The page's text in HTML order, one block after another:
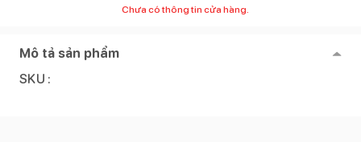
Chưa có thông tin cửa hàng.
Mô tả sản phẩm
SKU :